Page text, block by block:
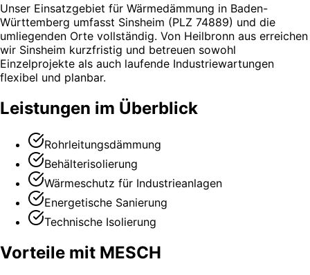
Unser Einsatzgebiet für Wärmedämmung in Baden-
Württemberg umfasst Sinsheim (PLZ 74889) und die
umliegenden Orte vollständig. Von Heilbronn aus erreichen
wir Sinsheim kurzfristig und betreuen sowohl
Einzelprojekte als auch laufende Industriewartungen
flexibel und planbar.
Leistungen im Überblick
Rohrleitungsdämmung
Behälterisolierung
Wärmeschutz für Industrieanlagen
Energetische Sanierung
Technische Isolierung
Vorteile mit MESCH